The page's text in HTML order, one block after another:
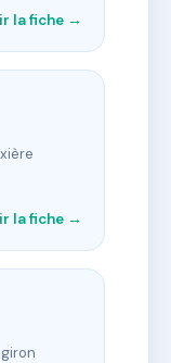
la fiche →
la fiche →